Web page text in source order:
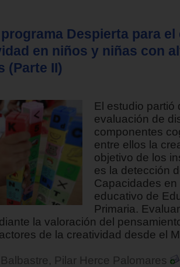
Despierta para
en niños y niñas con
(Parte II)
El estudio partió
evaluación de
componentes
entre ellos la
objetivo de los
es la detección
Capacidades
educativo de
Primaria.
la valoración del
de la creatividad desde el
Pilar Herce Palomares